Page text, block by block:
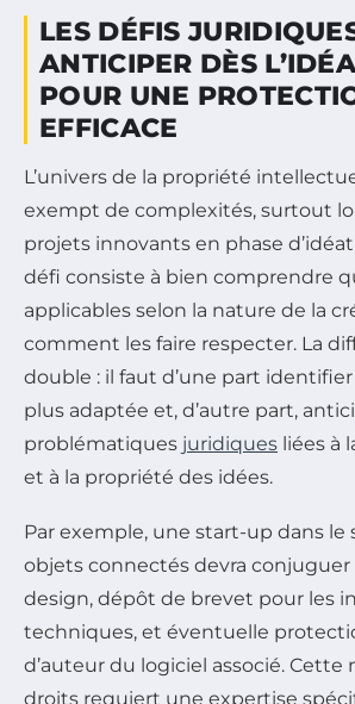
LES DÉFIS
ANTICIPER DÈS
POUR UNE
EFFICACE
L’univers de la propriété
exempt de complexités, surtout
projets innovants en phase
défi consiste à bien comprendre
applicables selon la nature de la
comment les faire respecter. La
double : il faut d’une part
plus adaptée et, d’autre part,
problématiques juridiques liées à
et à la propriété des idées.
Par exemple, une start-up dans le
objets connectés devra
design, dépôt de brevet pour les
techniques, et éventuelle
d’auteur du logiciel associé.
droits requiert une expertise